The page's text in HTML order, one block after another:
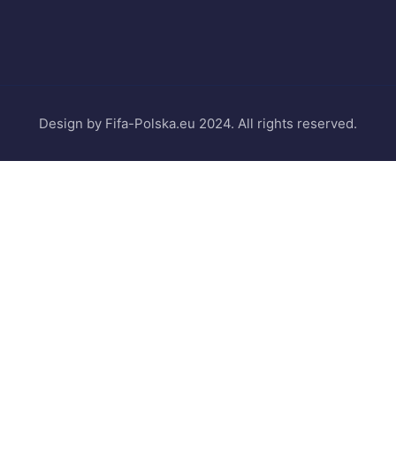
Design by Fifa-Polska.eu 2024. All rights reserved.